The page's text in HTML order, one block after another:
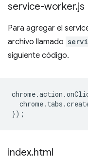
service-worker.js
Para agregar el
archivo llamado
siguiente código.
chrome.action .
chrome. tabs .
});
index.html